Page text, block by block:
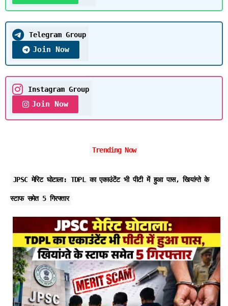
Telegram Group
Join Now
Instagram Group
Join Now
Trending Now
JPSC मेरिट घोटाला: TDPL का एकाउंटेंट भी पीटी में हुआ पास, खियांग्ते के
स्टाफ समेत 5 गिरफ्तार